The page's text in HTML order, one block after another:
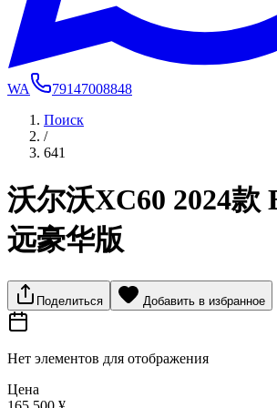
WA
79147008848
Поиск
/
641
沃尔沃XC60 2024款
远豪华版
Поделиться Добавить в избранное
Нет элементов для отображения
Цена